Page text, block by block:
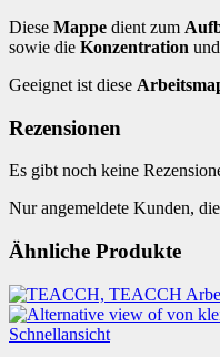
Diese Mappe dient zum
sowie die Konzentration
Geeignet ist diese
Rezensionen
Es gibt noch keine
Nur angemeldete Kunden,
Ähnliche Produkte
Schnellansicht